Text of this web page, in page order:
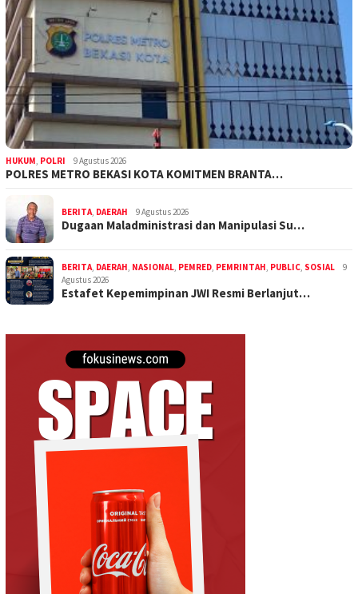
HUKUM, POLRI 9 Agustus 2026
POLRES METRO BEKASI KOTA KOMITMEN BRANTA…
BERITA, DAERAH 9 Agustus 2026
Dugaan Maladministrasi dan Manipulasi Su…
BERITA, DAERAH, NASIONAL, PEMRED, PEMRINTAH, PUBLIC, SOSIAL
9
Agustus 2026
Estafet Kepemimpinan JWI Resmi Berlanjut…